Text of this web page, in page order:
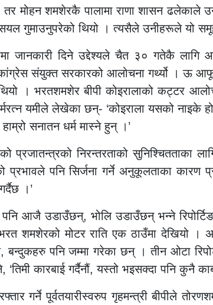
तर मोहन शमशेरकै पालामा राणा शासन ढलेकाले
गुमाउनुपरेको थियो । त्यसैले उनीहरूले यो
जानकारी दिने उद्देश्यले चैत ३० गतेकै लागि
संयुक्त सरकारको आलोचना गर्थ्यो । ऊ
। भरतशमशेर बीपी कोइरालाको कट्टर
यमीले लेखेका छन्- ‘कोइराला यसको नाइके हो
सनातन धर्म मास्ने हुन् ।’
प्रजातन्त्रको निरन्तरताको सुनिश्चितताका
पनि सिर्जना गर्ने अनुकूलताका कारण
।’
पनि आजै उडाउँछन्, भोलि उडाउँछन् भन्ने
शमशेरको मोटर राति एक ठाउँमा देखियो ।
पनि जम्मा गरेका छन् । तीन ओटा
कारबाई गर्दैनौं, यस्तो भइसक्दा पनि कुनै
गर्ने पूर्वतयारीस्वरुप गृहमन्त्री बीपीले